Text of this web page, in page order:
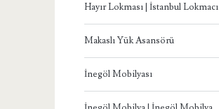
Hayır Lokması | İstanbul Lokmacı
Makaslı Yük Asansörü
İnegöl Mobilyası